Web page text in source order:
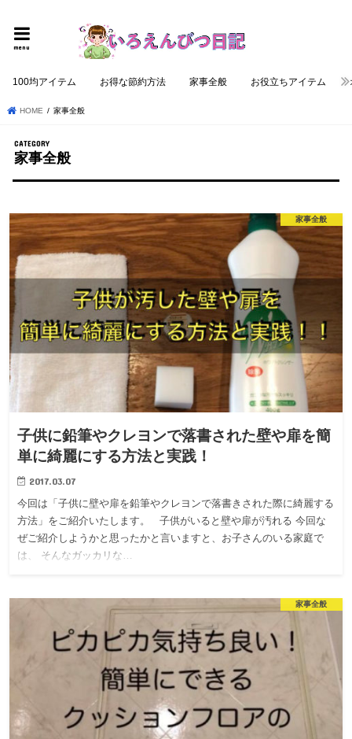
menu
100均アイテム お得な節約方法 家事全般 お役立ちアイテム
HOME 家事全般
家事全般
家事全般
子供に鉛筆やクレヨンで落書された壁や扉を簡
単に綺麗にする方法と実践！
2017.03.07
今回は「子供に壁や扉を鉛筆やクレヨンで落書きされた際に綺麗する
方法」をご紹介いたします。 子供がいると壁や扉が汚れる 今回な
ぜご紹介しようかと思ったかと言いますと、お子さんのいる家庭で
は、 そんなガッカリな…
家事全般